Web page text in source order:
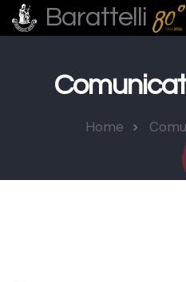
Barattelli
Home